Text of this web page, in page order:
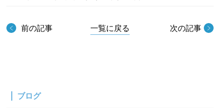
前の記事 一覧に戻る 次の記事
ブログ